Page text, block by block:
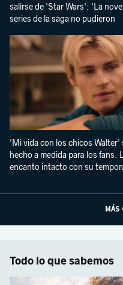
salirse de 'Star Wars': 'La
series de la saga no pudieron
'Mi vida con los chicos
hecho a medida para los fans.
encanto intacto con su
MÁS
Todo lo que sabemos